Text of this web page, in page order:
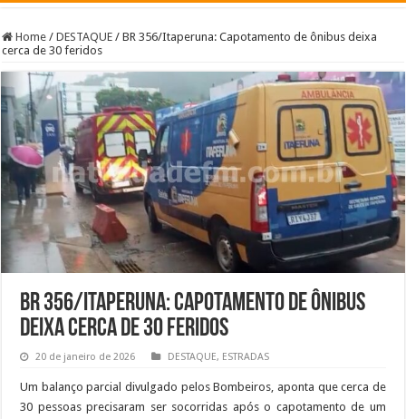
Home / DESTAQUE / BR 356/Itaperuna: Capotamento de ônibus deixa
cerca de 30 feridos
BR 356/Itaperuna: Capotamento de ônibus
deixa cerca de 30 feridos
20 de janeiro de 2026 DESTAQUE, ESTRADAS
Um balanço parcial divulgado pelos Bombeiros, aponta que cerca de
30 pessoas precisaram ser socorridas após o capotamento de um